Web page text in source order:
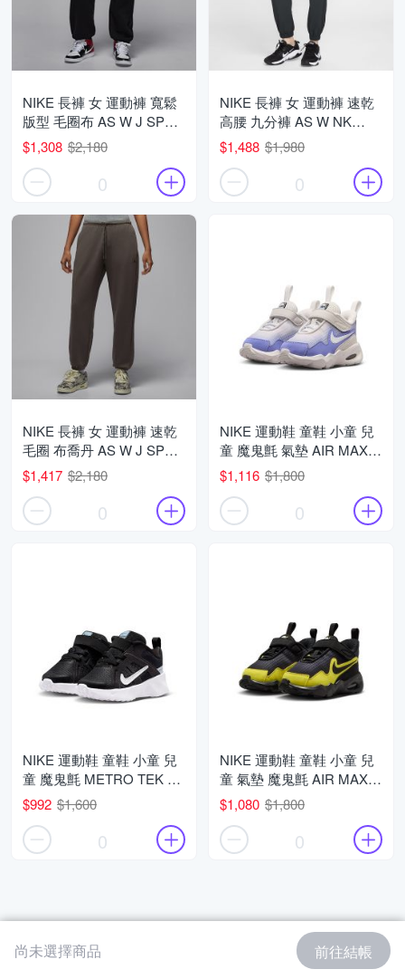
NIKE 長褲 女 運動褲 寬鬆
版型 毛圈布 AS W J SPT
DF CSVR FLC PANT 黑
IB2505-010 (3L6396)
$1,308 $2,180
0
NIKE 長褲 女 運動褲 速乾
高腰 九分褲 AS W NK
ONE DF HR 7/8 JOGGER
$1,488 $1,980
0
NIKE 長褲 女 運動褲 速乾
毛圈 布喬丹 AS W J SPT
DF CSVR FLC PANT 灰綠
黑 IB2505-040 (2L6384)
$1,417 $2,180
0
NIKE 運動鞋 童鞋 小童 兒
童 魔鬼氈 氣墊 AIR MAX
NOVA TD 米紫 FN4461-
008 (2C5481)
$1,116 $1,800
0
NIKE 運動鞋 童鞋 小童 兒
童 魔鬼氈 METRO TEK TD
$992 $1,600
0
NIKE 運動鞋 童鞋 小童 兒
童 氣墊 魔鬼氈 AIR MAX
NOVA TD 黑 FN4461-009
(2C5536)
$1,080 $1,800
0
尚未選擇商品 前往結帳